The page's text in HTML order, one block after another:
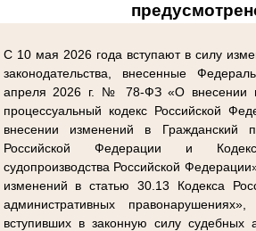
С 10 мая 2026 года вступают в силу
законодательства, внесенные
апреля 2026 г. № 78-ФЗ «О внесении
процессуальный кодекс Российской
внесении изменений в Гражданский
Российской Федерации и Кодекс
судопроизводства Российской
изменений в статью 30.13 Кодекса
административных
вступивших в законную силу судебных